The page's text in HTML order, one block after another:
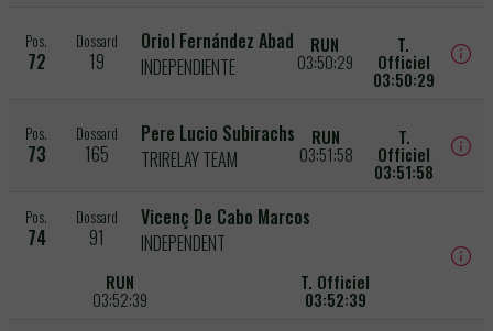
Pos.
72
Dossard
19
Oriol Fernández Abad
INDEPENDIENTE
RUN
03:50:29
T.
Officiel
03:50:29
Pos.
73
Dossard
165
Pere Lucio Subirachs
TRIRELAY TEAM
RUN
03:51:58
T.
Officiel
03:51:58
Pos.
74
Dossard
91
Vicenç De Cabo Marcos
INDEPENDENT
RUN
03:52:39
T. Officiel
03:52:39